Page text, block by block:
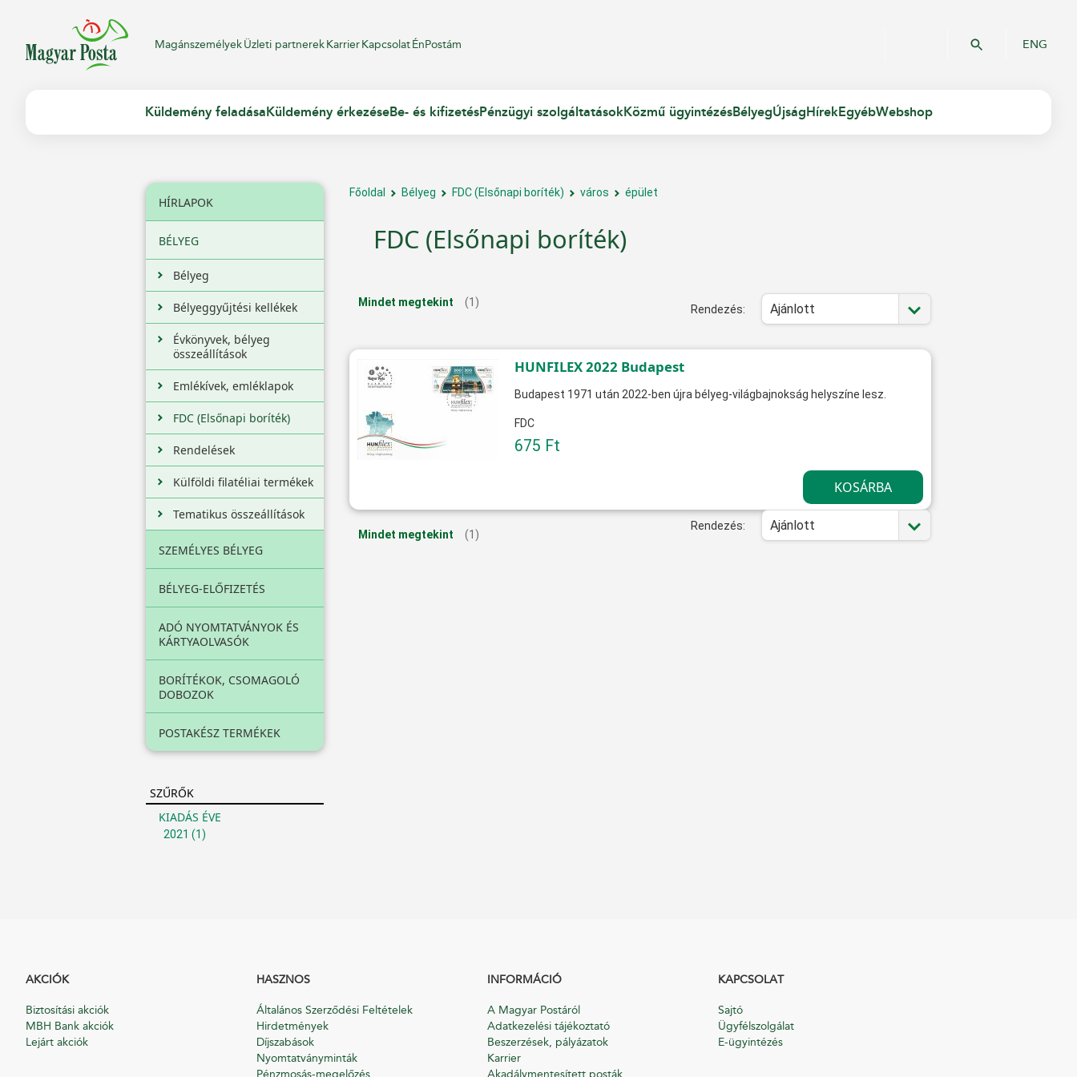
MagánszemélyekÜzleti partnerekKarrierKapcsolatÉnPostám ENG
Küldemény feladása Küldemény érkezéseBe- és kifizetésPénzügyi szolgáltatásokKözmű ügyintézésBélyegÚjság HírekEgyébWebshop
HÍRLAPOK
BÉLYEG
Bélyeg
Bélyeggyűjtési kellékek
Évkönyvek, bélyeg
összeállítások
Emlékívek, emléklapok
FDC (Elsőnapi boríték)
Rendelések
Külföldi filatéliai termékek
Tematikus összeállítások
SZEMÉLYES BÉLYEG
BÉLYEG-ELŐFIZETÉS
ADÓ NYOMTATVÁNYOK ÉS
KÁRTYAOLVASÓK
BORÍTÉKOK, CSOMAGOLÓ
DOBOZOK
POSTAKÉSZ TERMÉKEK
SZŰRŐK
KIADÁS ÉVE
2021 (1)
Főoldal Bélyeg FDC (Elsőnapi boríték) város épület
FDC (Elsőnapi boríték)
Ajánlott
Rendezés:
Mindet megtekint (1)
HUNFILEX 2022 Budapest
Budapest 1971 után 2022-ben újra bélyeg-világbajnokság helyszíne lesz.
FDC
675 Ft
Ajánlott
Rendezés:
Mindet megtekint (1)
AKCIÓK
Biztosítási akciók
MBH Bank akciók
Lejárt akciók
HASZNOS
Általános Szerződési Feltételek
Hirdetmények
Díjszabások
Nyomtatványminták
Pénzmosás-megelőzés
INFORMÁCIÓ
A Magyar Postáról
Adatkezelési tájékoztató
Beszerzések, pályázatok
Karrier
Akadálymentesített posták
KAPCSOLAT
Sajtó
Ügyfélszolgálat
E-ügyintézés